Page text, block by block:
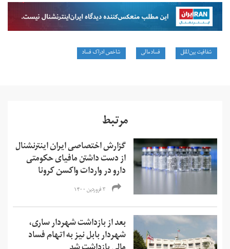
شفافیت بین‌الملل فساد مالی شاخص ادراک فساد
مرتبط
گزارش اختصاصی ایران اینترنشنال
از دست داشتن مافیای حکومتی
دارو در واردات واکسن کرونا
۳ فروردین ۱۴۰۰
بعد از بازداشت شهردار ساری،
شهردار بابل نیز به اتهام فساد